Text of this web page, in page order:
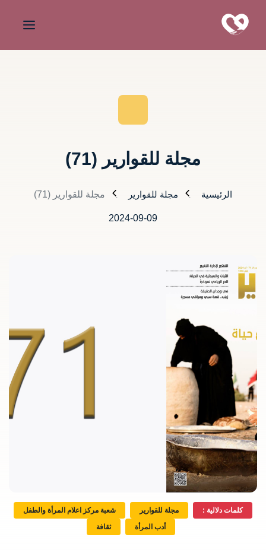
مجلة للقوارير (71)
الرئيسية مجلة للقوارير مجلة للقوارير (71)
2024-09-09
كلمات دلالية : مجلة للقوارير
شعبة مركز اعلام المرأة والطفل
أدب المرأة
ثقافة